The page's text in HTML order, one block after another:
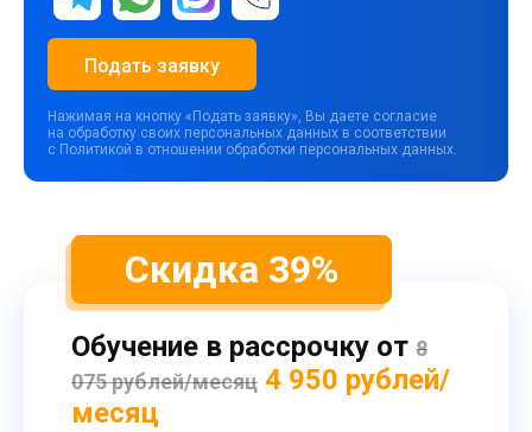
Подать заявку
Нажимая на кнопку «Подать заявку», Вы даете согласие
на обработку своих персональных данных в соответствии
с Политикой в отношении обработки персональных данных.
Скидка 39%
Обучение в рассрочку от 8
075 рублей/месяц 4 950 рублей/
месяц